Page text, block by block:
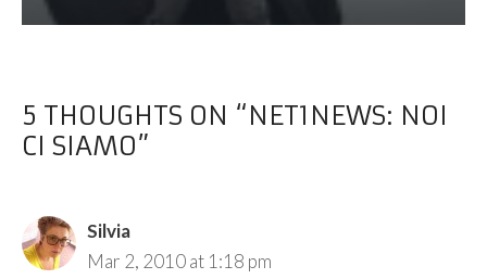
5 THOUGHTS ON “NET1NEWS: NOI
CI SIAMO”
Silvia
Mar 2, 2010 at 1:18 pm